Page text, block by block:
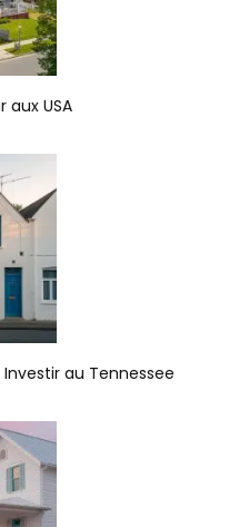
USA
au Tennessee